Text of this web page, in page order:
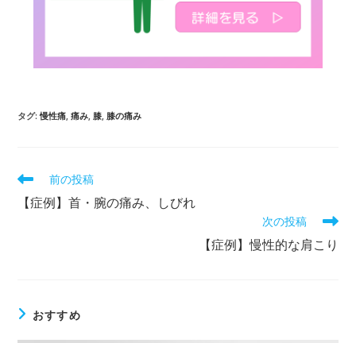
タグ:慢性痛, 痛み, 膝, 膝の痛み
前の投稿
【症例】首・腕の痛み、しびれ
次の投稿
【症例】慢性的な肩こり
おすすめ